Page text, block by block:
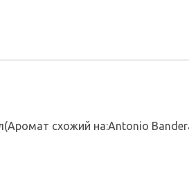
схожий на:Antonio